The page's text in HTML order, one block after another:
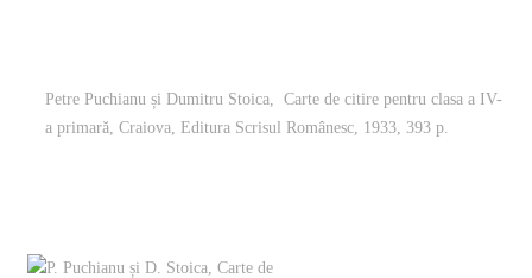
Petre Puchianu și Dumitru Stoica, Carte de citire pentru clasa a IV-
a primară, Craiova, Editura Scrisul Românesc, 1933, 393 p.